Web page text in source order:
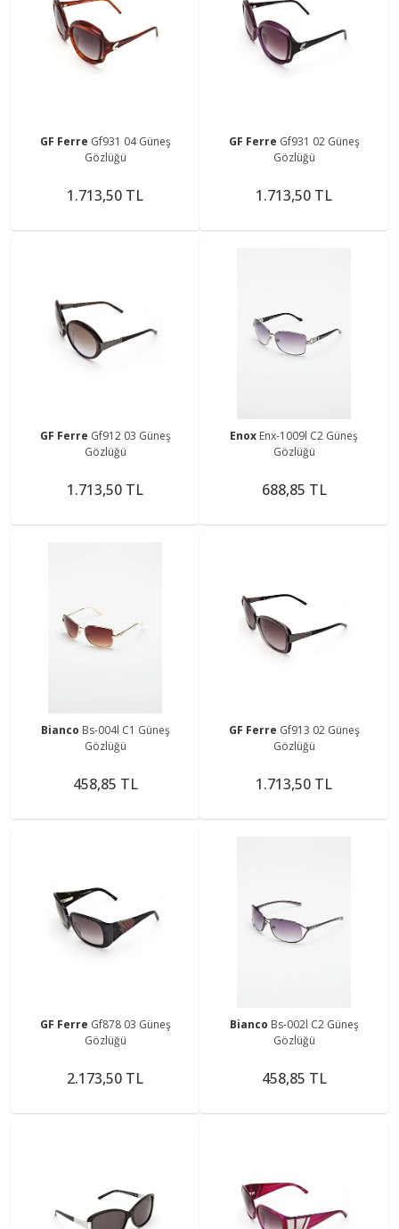
GF Ferre Gf931 04 Güneş
Gözlüğü
1.713,50 TL
GF Ferre Gf931 02 Güneş
Gözlüğü
1.713,50 TL
GF Ferre Gf912 03 Güneş
Gözlüğü
1.713,50 TL
Enox Enx-1009l C2 Güneş
Gözlüğü
688,85 TL
Bianco Bs-004l C1 Güneş
Gözlüğü
458,85 TL
GF Ferre Gf913 02 Güneş
Gözlüğü
1.713,50 TL
GF Ferre Gf878 03 Güneş
Gözlüğü
2.173,50 TL
Bianco Bs-002l C2 Güneş
Gözlüğü
458,85 TL